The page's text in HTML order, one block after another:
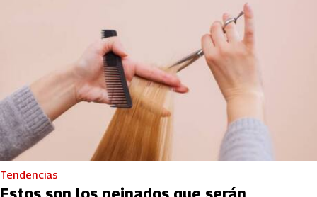
Tendencias
Estos son los peinados que serán